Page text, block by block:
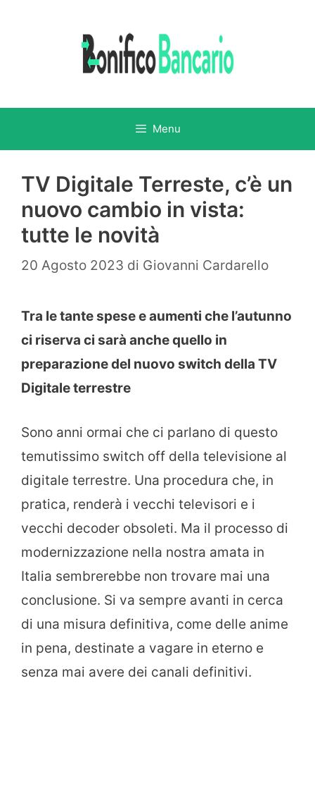
Menu
TV Digitale Terreste, c’è un
nuovo cambio in vista:
tutte le novità
20 Agosto 2023 di Giovanni Cardarello
Tra le tante spese e aumenti che l’autunno
ci riserva ci sarà anche quello in
preparazione del nuovo switch della TV
Digitale terrestre
Sono anni ormai che ci parlano di questo
temutissimo switch off della televisione al
digitale terrestre. Una procedura che, in
pratica, renderà i vecchi televisori e i
vecchi decoder obsoleti. Ma il processo di
modernizzazione nella nostra amata in
Italia sembrerebbe non trovare mai una
conclusione. Si va sempre avanti in cerca
di una misura definitiva, come delle anime
in pena, destinate a vagare in eterno e
senza mai avere dei canali definitivi.